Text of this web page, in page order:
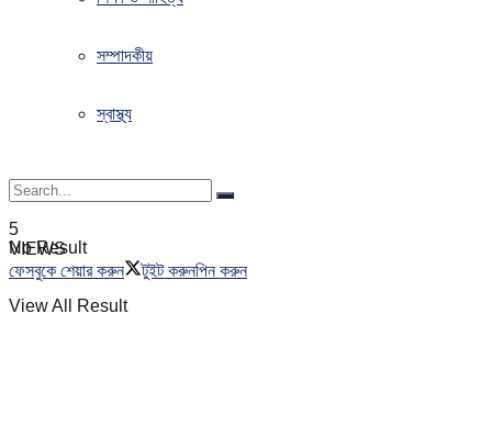
সম্পাদকীয়
স্বাস্থ্য
No Result
View All Result
5
VIEWS
ফেসবুকে শেয়ার করুন
টুইট করুনপিন করুন